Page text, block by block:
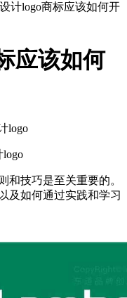
计logo商标应该如何开
应该如何
logo
logo
和技巧是至关重要的。
及如何通过实践和学习